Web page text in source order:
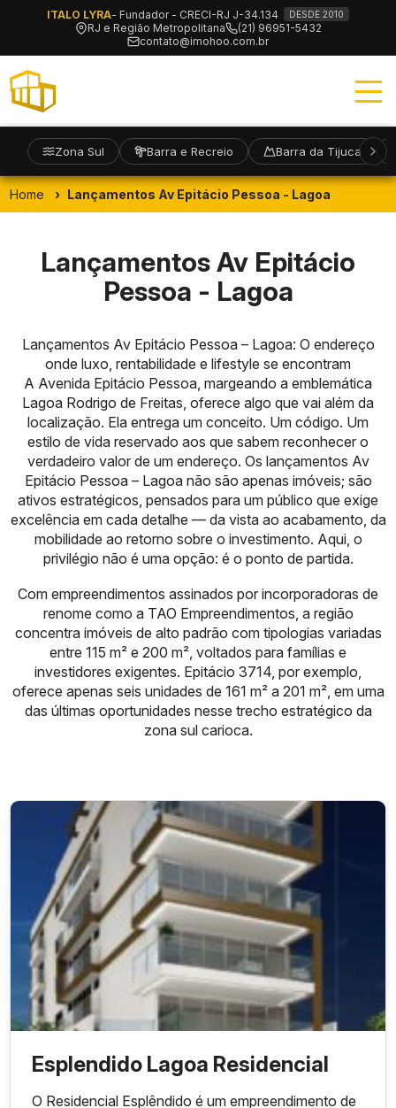
ITALO LYRA- Fundador - CRECI-RJ J-34.134 DESDE 2010
RJ e Região Metropolitana
(21) 96951-5432
contato@imohoo.com.br
Zona Sul Barra e Recreio Barra da Tijuca
Home Lançamentos Av Epitácio Pessoa - Lagoa
Lançamentos Av Epitácio
Pessoa - Lagoa
Lançamentos Av Epitácio Pessoa – Lagoa: O endereço
onde luxo, rentabilidade e lifestyle se encontram
A Avenida Epitácio Pessoa, margeando a emblemática
Lagoa Rodrigo de Freitas, oferece algo que vai além da
localização. Ela entrega um conceito. Um código. Um
estilo de vida reservado aos que sabem reconhecer o
verdadeiro valor de um endereço. Os lançamentos Av
Epitácio Pessoa – Lagoa não são apenas imóveis; são
ativos estratégicos, pensados para um público que exige
excelência em cada detalhe — da vista ao acabamento, da
mobilidade ao retorno sobre o investimento. Aqui, o
privilégio não é uma opção: é o ponto de partida.
Com empreendimentos assinados por incorporadoras de
renome como a TAO Empreendimentos, a região
concentra imóveis de alto padrão com tipologias variadas
entre 115 m² e 200 m², voltados para famílias e
investidores exigentes. Epitácio 3714, por exemplo,
oferece apenas seis unidades de 161 m² a 201 m², em uma
das últimas oportunidades nesse trecho estratégico da
zona sul carioca.
Esplendido Lagoa Residencial
O Residencial Esplêndido é um empreendimento de